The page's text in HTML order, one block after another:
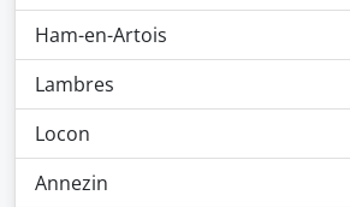
Ham-en-Artois
Lambres
Locon
Annezin